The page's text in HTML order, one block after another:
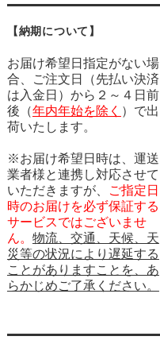
【納期について】
お届け希望日指定がない場
合、ご注文日（先払い決済
は入金日）から２～４日前
後（年内年始を除く ）で出
荷いたします。
※お届け希望日時は、運送
業者様と連携し対応させて
いただきますが、
ご指定日
時のお届けを必ず保証する
サービスではございませ
ん。 物流、交通、天候、天
災等の状況により遅延する
ことがありますことを、あ
らかじめご了承ください。